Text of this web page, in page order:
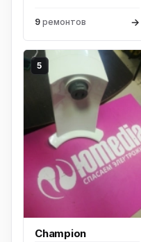
9 ремонтов →
5
Champion